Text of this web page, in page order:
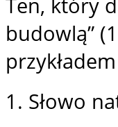
Ten, który
budowlą”
1. Słowo